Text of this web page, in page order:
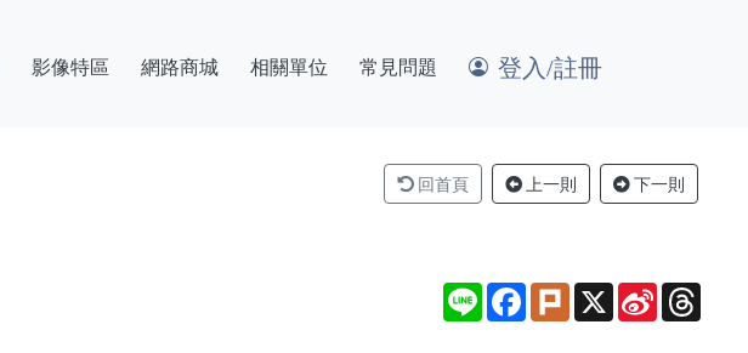
影像特區 網路商城 相關單位 常見問題 登入/註冊
回首頁 上一則 下一則
Line Facebook
PlurkX Sina
Weibo